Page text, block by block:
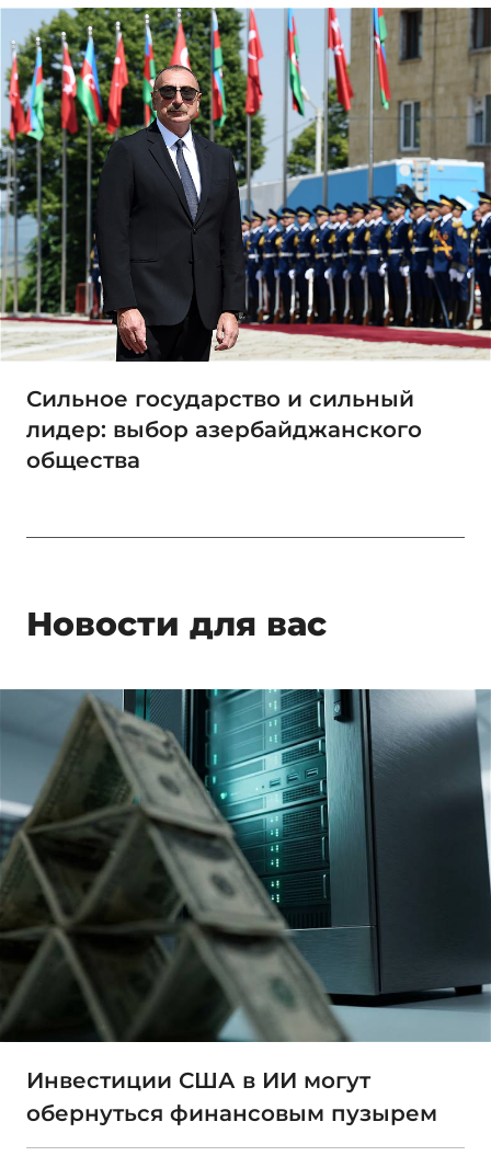
Сильное государство и сильный
лидер: выбор азербайджанского
общества
Новости для вас
Инвестиции США в ИИ могут
обернуться финансовым пузырем